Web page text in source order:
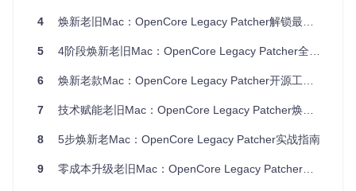
力增强"的双重策略。它通过修改设备的SMBIOS信息（系统管
设备型号；同时，针对不同硬件组件（如显卡、网卡、声卡）
生活类比 ：这就像给旧设备办理了一张"新版身份证"，不仅证
明它有资格使用新系统，还附带了"能力证书"，确保系统能够
正确识别并利用其硬件功能。
实际效果：2012年的MacBook Pro通过OCLP成功安装macO
4 焕新老旧Mac：OpenCore Legacy Patcher解锁最新macOS系统全攻略
5 4阶段焕新老旧Mac：OpenCore Legacy Patcher全流程硬件适配指南
6 焕新老款Mac：OpenCore Legacy Patcher开源工具解锁最新macOS系统全攻略
7 技术赋能老旧Mac：OpenCore Legacy Patcher焕新体验指南
8 5步焕新老Mac：OpenCore Legacy Patcher实战指南
9 零成本升级老旧Mac：OpenCore Legacy Patcher全流程系统焕新指南